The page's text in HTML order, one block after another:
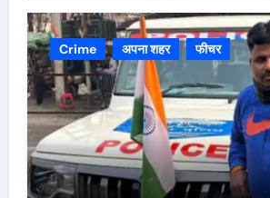
Crime अपना शहर फीचर